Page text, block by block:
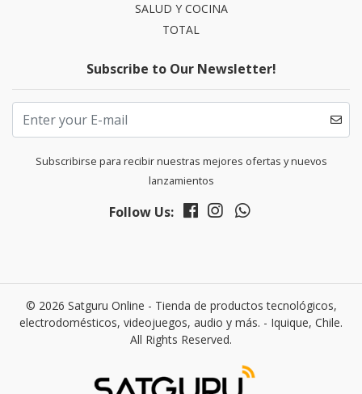
SALUD Y COCINA
TOTAL
Subscribe to Our Newsletter!
Subscribirse para recibir nuestras mejores ofertas y nuevos
lanzamientos
Follow Us:
© 2026 Satguru Online - Tienda de productos tecnológicos,
electrodomésticos, videojuegos, audio y más. - Iquique, Chile.
All Rights Reserved.